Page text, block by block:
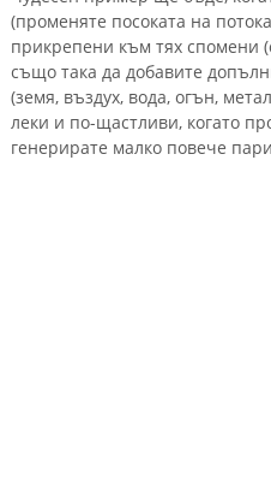
(променяте посоката на
прикрепени към тях спомени
също така да добавите
(земя, въздух, вода, огън,
леки и по-щастливи, когато
генерирате малко повече